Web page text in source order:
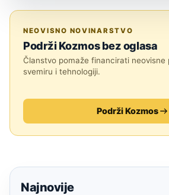
NEOVISNO NOVINARSTVO
Podrži Kozmos bez oglasa
Članstvo pomaže financirati neovisne
svemiru i tehnologiji.
Podrži Kozmos
Najnovije